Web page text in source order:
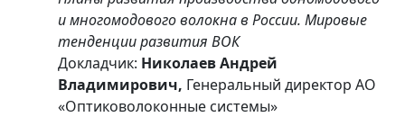
и многомодового волокна в России. Мировые
тенденции развития ВОК
Докладчик: Николаев Андрей
Владимирович, Генеральный директор АО
«Оптиковолоконные системы»